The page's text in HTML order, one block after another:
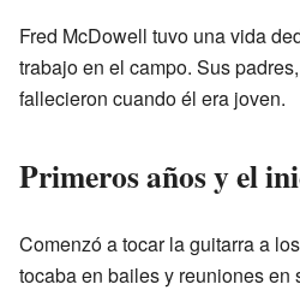
Fred McDowell tuvo una vida
trabajo en el campo. Sus
fallecieron cuando él era joven.
Primeros años y el
Comenzó a tocar la guitarra a
tocaba en bailes y reuniones en